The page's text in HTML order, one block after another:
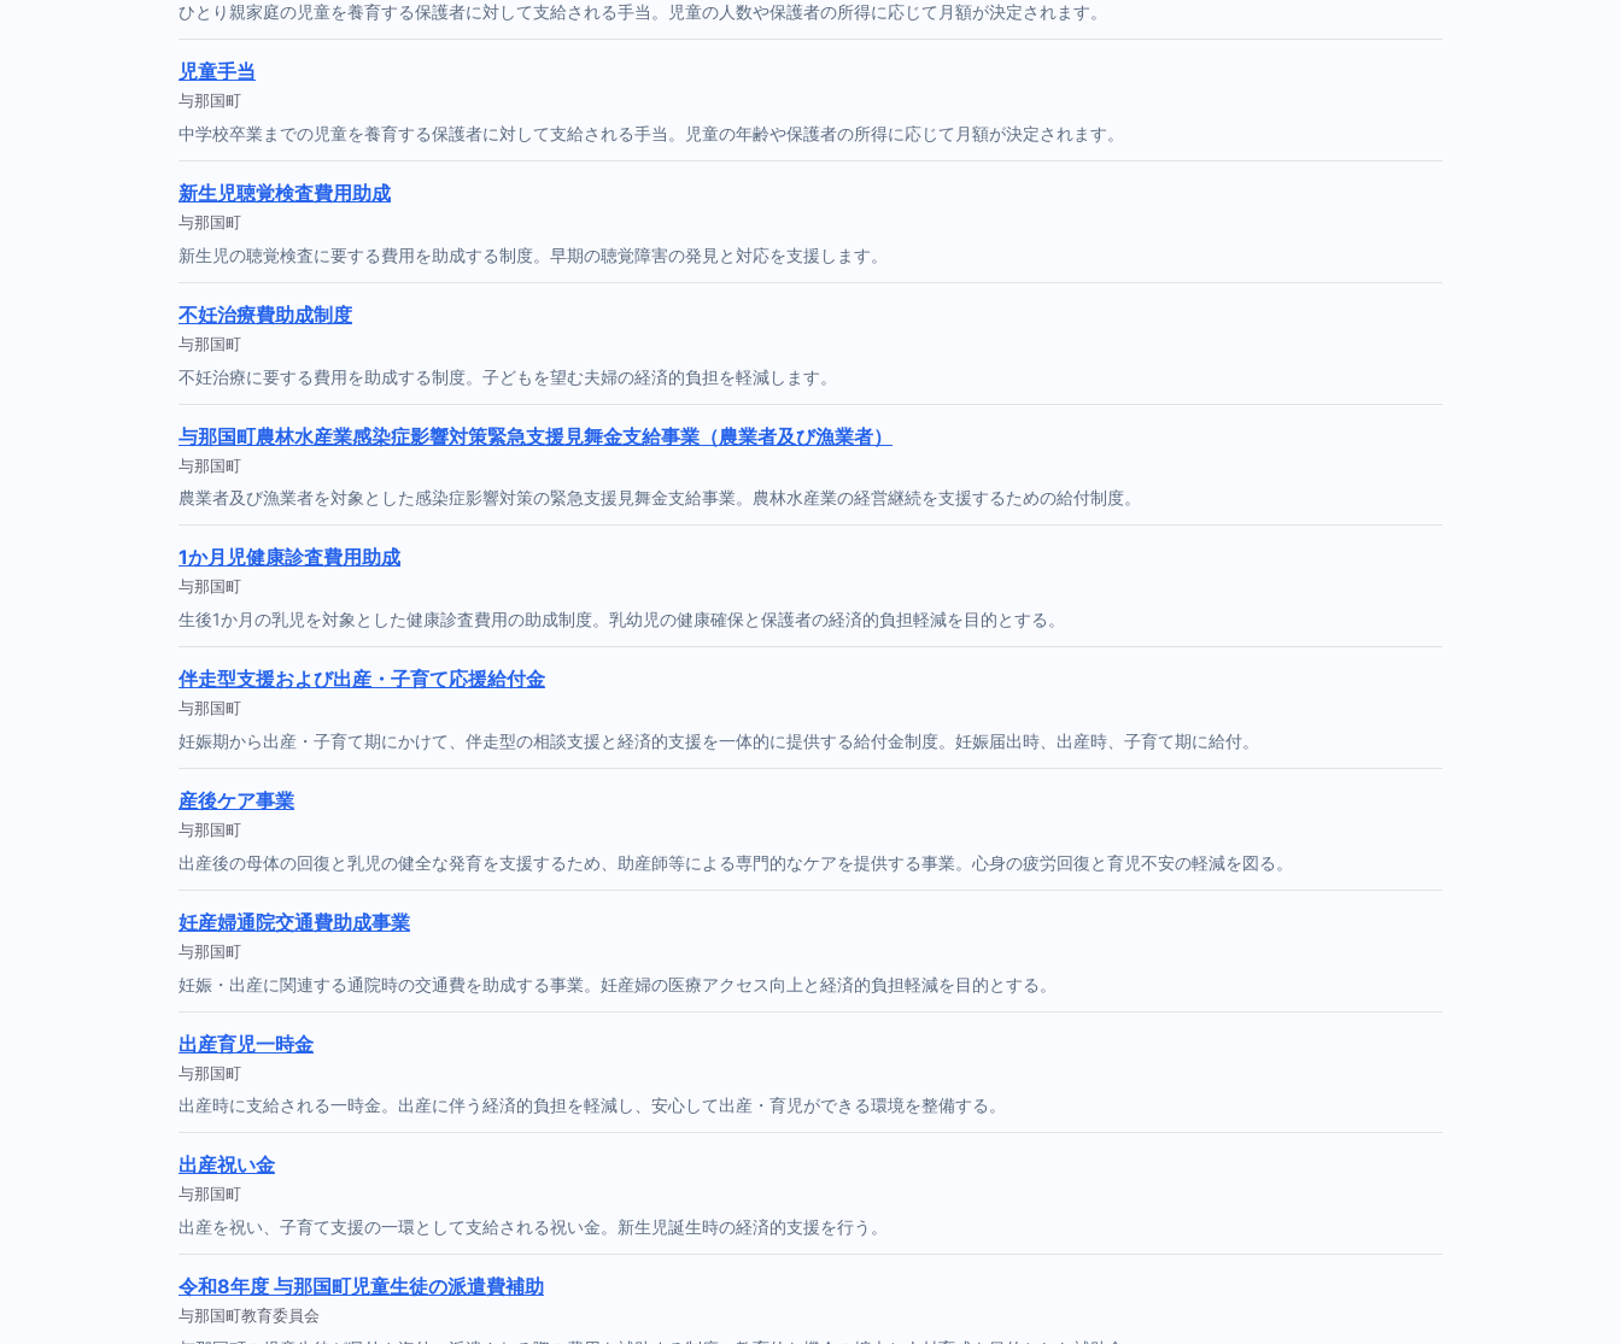
ひとり親家庭の児童を養育する保護者に対して支給される手当。児童の人数や保護者の所得に応じて月額が決定されます。
児童手当
与那国町
中学校卒業までの児童を養育する保護者に対して支給される手当。児童の年齢や保護者の所得に応じて月額が決定されます。
新生児聴覚検査費用助成
与那国町
新生児の聴覚検査に要する費用を助成する制度。早期の聴覚障害の発見と対応を支援します。
不妊治療費助成制度
与那国町
不妊治療に要する費用を助成する制度。子どもを望む夫婦の経済的負担を軽減します。
与那国町農林水産業感染症影響対策緊急支援見舞金支給事業（農業者及び漁業者）
与那国町
農業者及び漁業者を対象とした感染症影響対策の緊急支援見舞金支給事業。農林水産業の経営継続を支援するための給付制度。
1か月児健康診査費用助成
与那国町
生後1か月の乳児を対象とした健康診査費用の助成制度。乳幼児の健康確保と保護者の経済的負担軽減を目的とする。
伴走型支援および出産・子育て応援給付金
与那国町
妊娠期から出産・子育て期にかけて、伴走型の相談支援と経済的支援を一体的に提供する給付金制度。妊娠届出時、出産時、子育て期に給付。
産後ケア事業
与那国町
出産後の母体の回復と乳児の健全な発育を支援するため、助産師等による専門的なケアを提供する事業。心身の疲労回復と育児不安の軽減を図る。
妊産婦通院交通費助成事業
与那国町
妊娠・出産に関連する通院時の交通費を助成する事業。妊産婦の医療アクセス向上と経済的負担軽減を目的とする。
出産育児一時金
与那国町
出産時に支給される一時金。出産に伴う経済的負担を軽減し、安心して出産・育児ができる環境を整備する。
出産祝い金
与那国町
出産を祝い、子育て支援の一環として支給される祝い金。新生児誕生時の経済的支援を行う。
令和8年度 与那国町児童生徒の派遣費補助
与那国町教育委員会